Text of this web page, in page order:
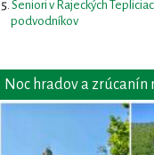
Seniori v Rajeckých
podvodníkov
Noc hradov a zrúcanín